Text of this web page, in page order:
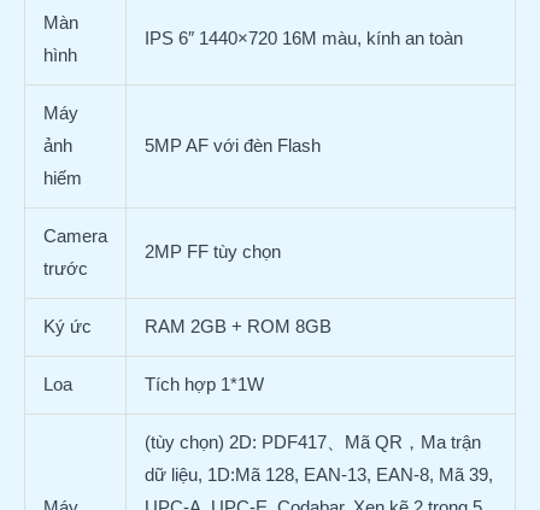
Màn
hình
IPS 6″ 1440×720 16M màu, kính an toàn
Máy
ảnh
hiếm
5MP AF với đèn Flash
Camera
trước
2MP FF tùy chọn
Ký ức RAM 2GB + ROM 8GB
Loa Tích hợp 1*1W
(tùy chọn) 2D: PDF417、Mã QR，Ma trận
dữ liệu, 1D:Mã 128, EAN-13, EAN-8, Mã 39,